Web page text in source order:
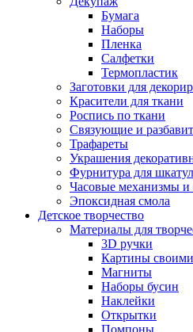
Бумага
Наборы
Пленка
Салфетки
Термопластик
Заготовки для
Красители для ткани
Роспись по ткани
Связующие и
Трафареты
Украшения
Фурнитура для
Часовые механизмы и
Эпоксидная смола
Детское творчество
Материалы для
3D ручки
Картины
Магниты
Наборы бусин
Наклейки
Открытки
Помпоны